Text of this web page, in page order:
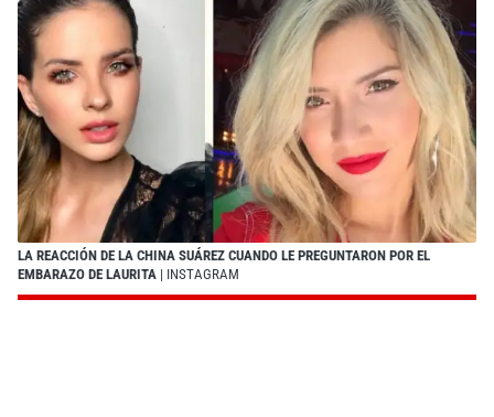
LA REACCIÓN DE LA CHINA SUÁREZ CUANDO LE PREGUNTARON POR EL
EMBARAZO DE LAURITA | INSTAGRAM